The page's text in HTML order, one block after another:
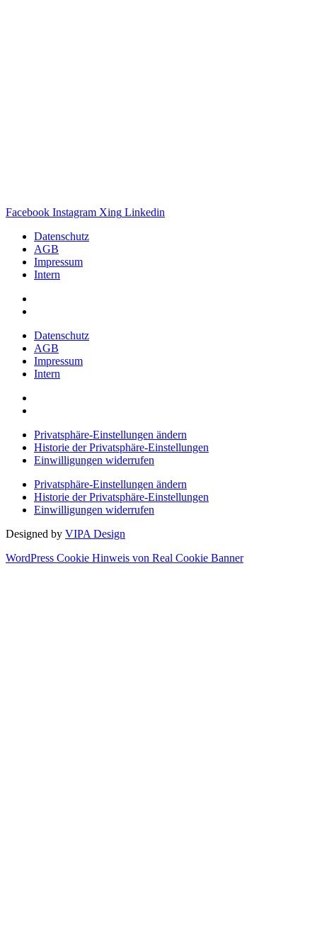
Facebook Instagram Xing Linkedin
Datenschutz
AGB
Impressum
Intern
Datenschutz
AGB
Impressum
Intern
Privatsphäre-Einstellungen ändern
Historie der Privatsphäre-Einstellungen
Einwilligungen widerrufen
Privatsphäre-Einstellungen ändern
Historie der Privatsphäre-Einstellungen
Einwilligungen widerrufen
Designed by VIPA Design
WordPress Cookie Hinweis von Real Cookie Banner